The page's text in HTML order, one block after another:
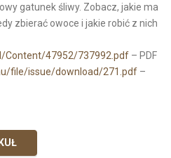
gatunek śliwy. Zobacz, jakie ma
zbierać owoce i jakie robić z nich
Content/47952/737992.pdf– PDF
file/issue/download/271.pdf–